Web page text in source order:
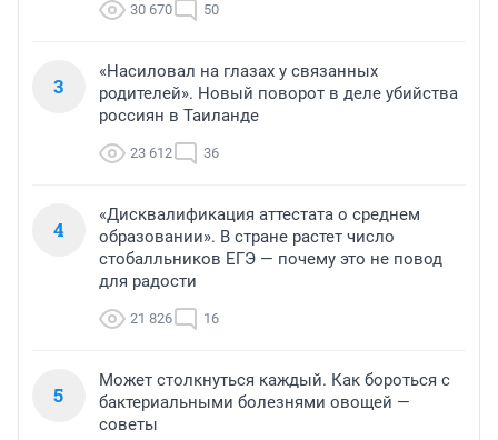
30 670 50
3
«Насиловал на глазах у связанных
родителей». Новый поворот в деле убийства
россиян в Таиланде
23 612 36
4
«Дисквалификация аттестата о среднем
образовании». В стране растет число
стобалльников ЕГЭ — почему это не повод
для радости
21 826 16
5
Может столкнуться каждый. Как бороться с
бактериальными болезнями овощей —
советы